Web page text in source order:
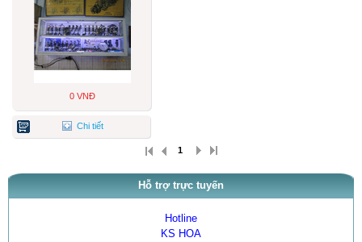
0 VNĐ
Chi tiết
1
Hỗ trợ trực tuyến
Hotline
KS HOA